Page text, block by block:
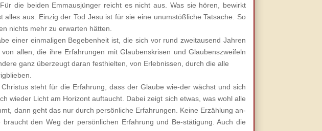
die beiden Emmausjünger reicht es nicht aus. Was sie hören, bewirkt
aus. Einzig der Tod Jesu ist für sie eine unumstößliche Tatsache. So
nichts mehr zu erwarten hätten.
einer einmaligen Begebenheit ist, die sich vor rund zweitausend Jahren
allen, die ihre Erfahrungen mit Glaubenskrisen und Glaubenszweifeln
ganz überzeugt daran festhielten, von Erlebnissen, durch die alle
steht für die Erfahrung, dass der Glaube wie-der wächst und sich
wieder Licht am Horizont auftaucht. Dabei zeigt sich etwas, was wohl alle
dann geht das nur durch persönliche Erfahrungen. Keine Erzählung an-
den Weg der persönlichen Erfahrung und Be-stätigung. Auch die